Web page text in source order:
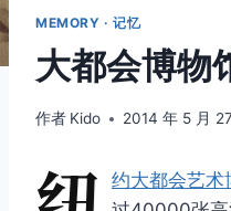
MEMORY · 记忆
大都会博物
作者 Kido 2014 年 5 月
约大都会艺术